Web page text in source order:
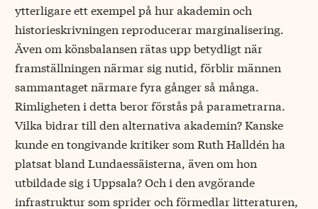
ytterligare ett exempel på hur akademin och
historieskrivningen reproducerar marginalisering.
Även om könsbalansen rätas upp betydligt när
framställningen närmar sig nutid, förblir männen
sammantaget närmare fyra gånger så många.
Rimligheten i detta beror förstås på parametrarna.
Vilka bidrar till den alternativa akademin? Kanske
kunde en tongivande kritiker som Ruth Halldén ha
platsat bland Lundaessäisterna, även om hon
utbildade sig i Uppsala? Och i den avgörande
infrastruktur som sprider och förmedlar litteraturen,